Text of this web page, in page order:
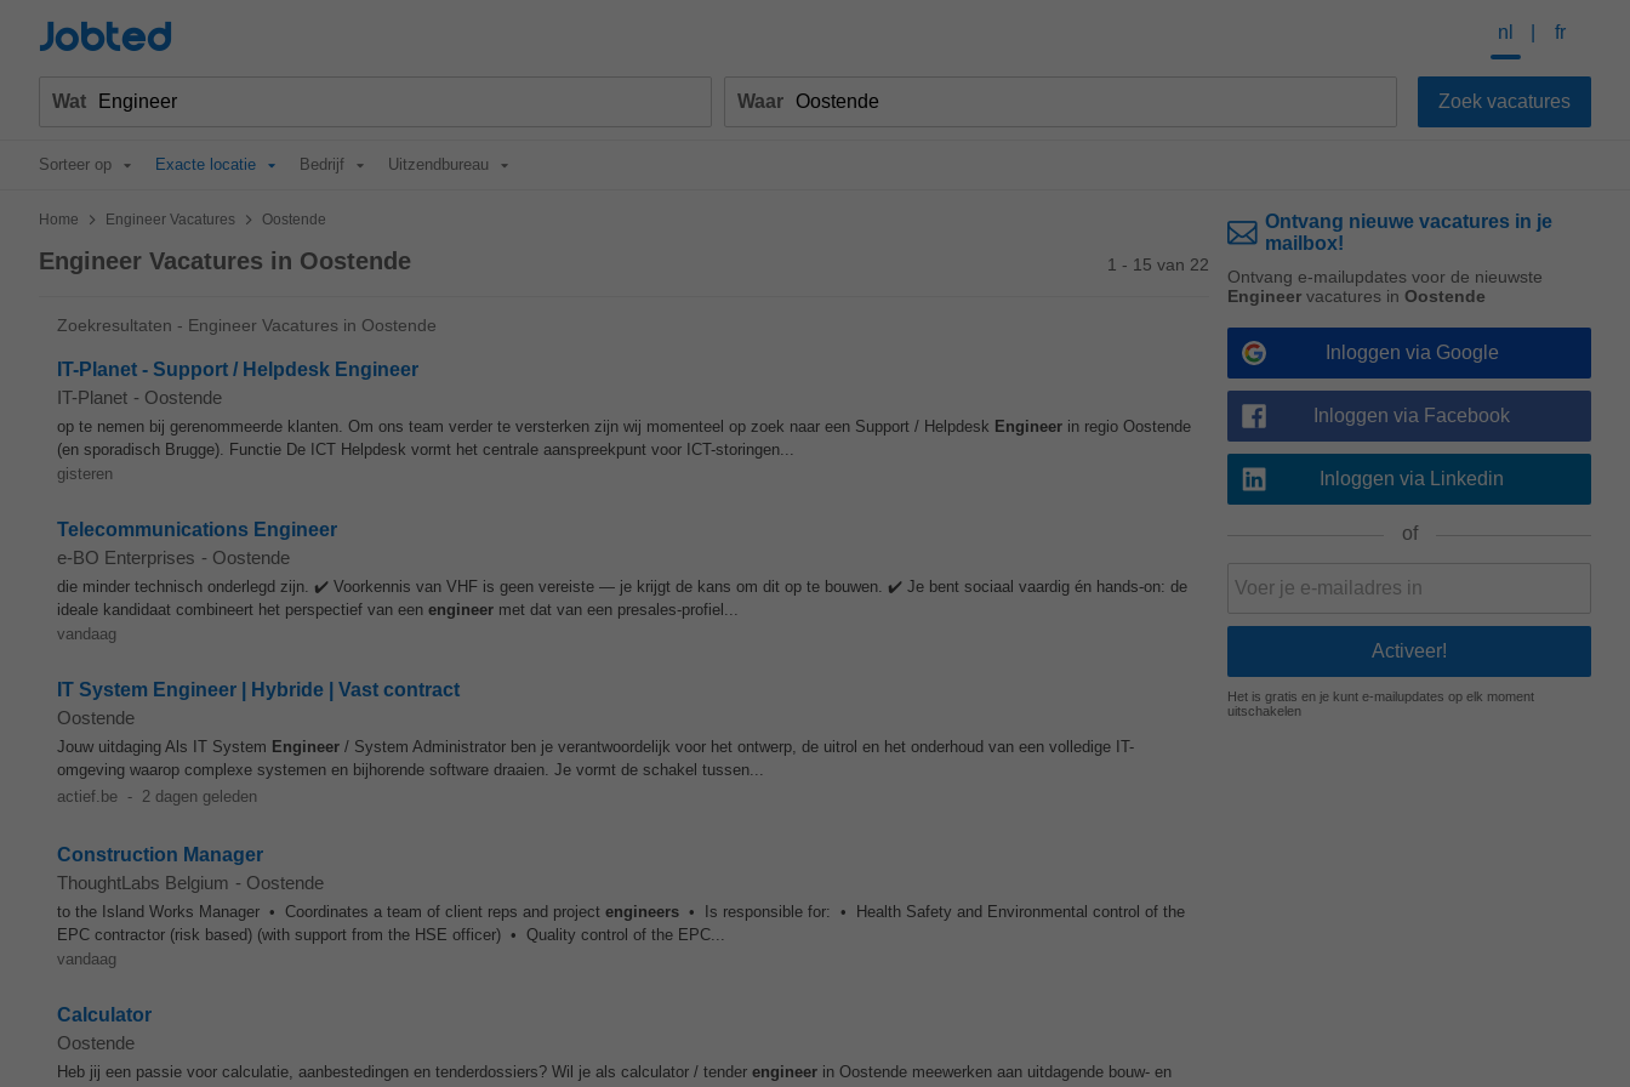
Jobted nl fr
Wat Waar
Sorteer op Exacte locatie Bedrijf Uitzendbureau
Home > Engineer Vacatures > Oostende
Engineer Vacatures in Oostende 1 - 15 van 22
Zoekresultaten - Engineer Vacatures in Oostende
IT-Planet - Support / Helpdesk Engineer
IT-Planet - Oostende
op te nemen bij gerenommeerde klanten. Om ons team verder te versterken zijn wij momenteel op zoek naar een Support / Helpdesk Engineer in regio Oostende
(en sporadisch Brugge). Functie De ICT Helpdesk vormt het centrale aanspreekpunt voor ICT-storingen...
gisteren
Telecommunications Engineer
e-BO Enterprises - Oostende
die minder technisch onderlegd zijn. ✔️ Voorkennis van VHF is geen vereiste — je krijgt de kans om dit op te bouwen. ✔️ Je bent sociaal vaardig én hands-on: de
ideale kandidaat combineert het perspectief van een engineer met dat van een presales-profiel...
vandaag
IT System Engineer | Hybride | Vast contract
Oostende
Jouw uitdaging Als IT System Engineer / System Administrator ben je verantwoordelijk voor het ontwerp, de uitrol en het onderhoud van een volledige IT-
omgeving waarop complexe systemen en bijhorende software draaien. Je vormt de schakel tussen...
actief.be - 2 dagen geleden
Construction Manager
ThoughtLabs Belgium - Oostende
to the Island Works Manager • Coordinates a team of client reps and project engineers • Is responsible for: • Health Safety and Environmental control of the
EPC contractor (risk based) (with support from the HSE officer) • Quality control of the EPC...
vandaag
Calculator
Oostende
Heb jij een passie voor calculatie, aanbestedingen en tenderdossiers? Wil je als calculator / tender engineer in Oostende meewerken aan uitdagende bouw- en
Ontvang nieuwe vacatures in je
mailbox!
Ontvang e-mailupdates voor de nieuwste
Engineer vacatures in Oostende
Inloggen via Google
Inloggen via Facebook
Inloggen via Linkedin
of
Het is gratis en je kunt e-mailupdates op elk moment
uitschakelen